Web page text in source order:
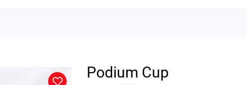
Podium Cup